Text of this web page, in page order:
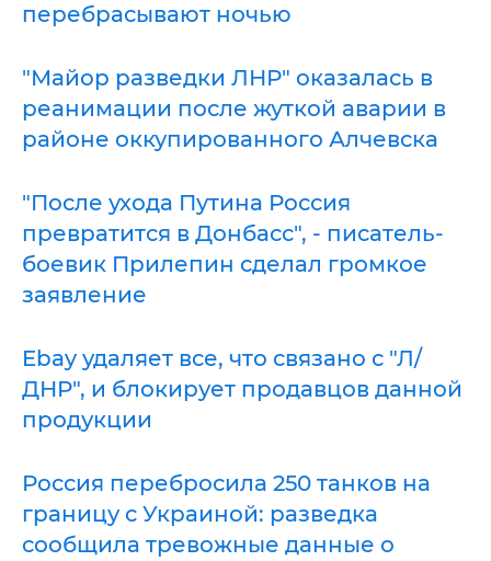
перебрасывают ночью
"Майор разведки ЛНР" оказалась в
реанимации после жуткой аварии в
районе оккупированного Алчевска
"После ухода Путина Россия
превратится в Донбасс", - писатель-
боевик Прилепин сделал громкое
заявление
Ebay удаляет все, что связано с "Л/
ДНР", и блокирует продавцов данной
продукции
Россия перебросила 250 танков на
границу с Украиной: разведка
сообщила тревожные данные о